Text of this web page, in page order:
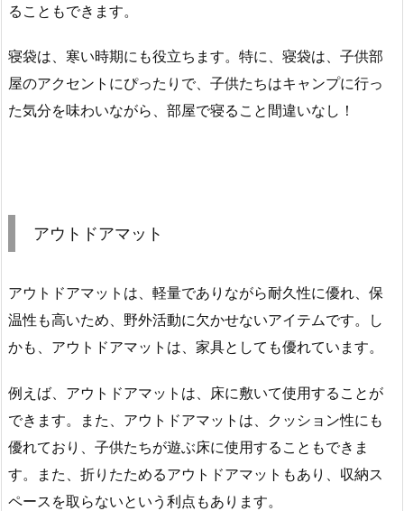
ることもできます。
寝袋は、寒い時期にも役立ちます。特に、寝袋は、子供部
屋のアクセントにぴったりで、子供たちはキャンプに行っ
た気分を味わいながら、部屋で寝ること間違いなし！
アウトドアマット
アウトドアマットは、軽量でありながら耐久性に優れ、保
温性も高いため、野外活動に欠かせないアイテムです。し
かも、アウトドアマットは、家具としても優れています。
例えば、アウトドアマットは、床に敷いて使用することが
できます。また、アウトドアマットは、クッション性にも
優れており、子供たちが遊ぶ床に使用することもできま
す。また、折りたためるアウトドアマットもあり、収納ス
ペースを取らないという利点もあります。